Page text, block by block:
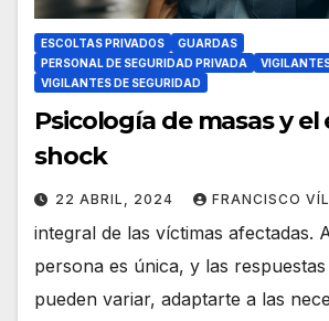
ESCOLTAS PRIVADOS
GUARDAS
PERSONAL DE SEGURIDAD PRIVADA
VIGILANTES DE SEGURIDAD
Psicología de masas y
shock
22 ABRIL, 2024 FRANCISCO
integral de las víctimas afectadas.
persona es única, y las
pueden variar, adaptarte a las